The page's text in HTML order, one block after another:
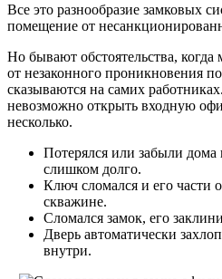
Все это разнообразие замковых
помещение от
Но бывают обстоятельства,
от незаконного проникновения
сказываются на самих
невозможно открыть входную
несколько.
Потерялся или забыли дома
слишком долго.
Ключ сломался и его части
скважине.
Сломался замок, его
Дверь автоматически
внутри.